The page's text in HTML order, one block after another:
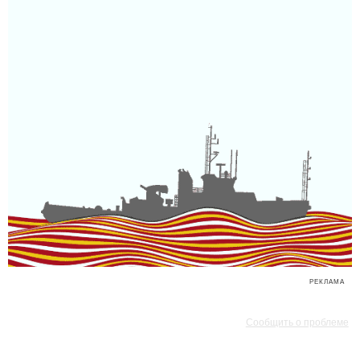
РЕКЛАМА
Сообщить о проблеме